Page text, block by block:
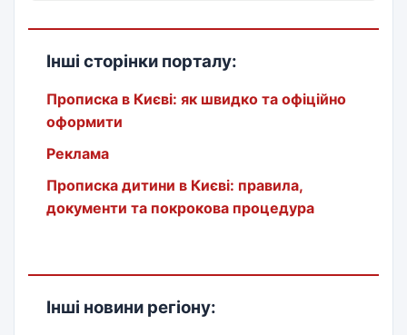
Інші сторінки порталу:
Прописка в Києві: як швидко та офіційно
оформити
Реклама
Прописка дитини в Києві: правила,
документи та покрокова процедура
Інші новини регіону: